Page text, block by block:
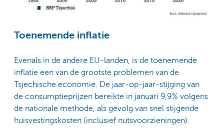
Toenemende inflatie
Evenals in de andere EU-landen, is de toenemende
inflatie een van de grootste problemen van de
Tsjechische economie. De jaar-op-jaar-stijging van
de consumptieprijzen bereikte in januari 9,9% volgens
de nationale methode, als gevolg van snel stijgende
huisvestingskosten (inclusief nutsvoorzieningen).